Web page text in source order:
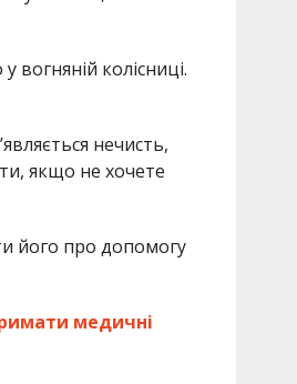
колісниці.
нечисть,
якщо не хочете
його про допомогу
медичні